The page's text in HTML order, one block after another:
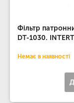
Фільтр
DT-1030.
Немає в наявності